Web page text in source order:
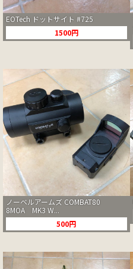
EOTech ドットサイト #725
1500円
ノーベルアームズ COMBAT80
8MOA MK3 W...
500円